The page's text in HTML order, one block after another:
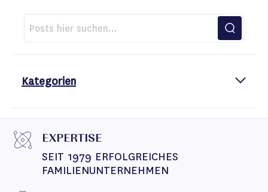
Kategorien
EXPERTISE
SEIT 1979 ERFOLGREICHES
FAMILIENUNTERNEHMEN